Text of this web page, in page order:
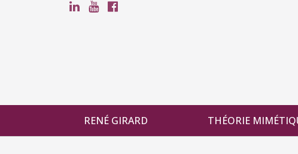
RENÉ GIRARD THÉORIE